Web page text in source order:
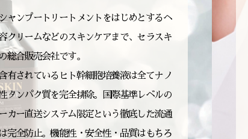
ャンプートリートメントをはじめとするヘ
クリームなどのスキンケアまで、セラスキ
総合販売会社です。
有されているヒト幹細胞培養液は全てナノ
タンパク質を完全排除。国際基準レベルの
カー直送システム限定という徹底した流通
完全防止。機能性・安全性・品質はもちろ